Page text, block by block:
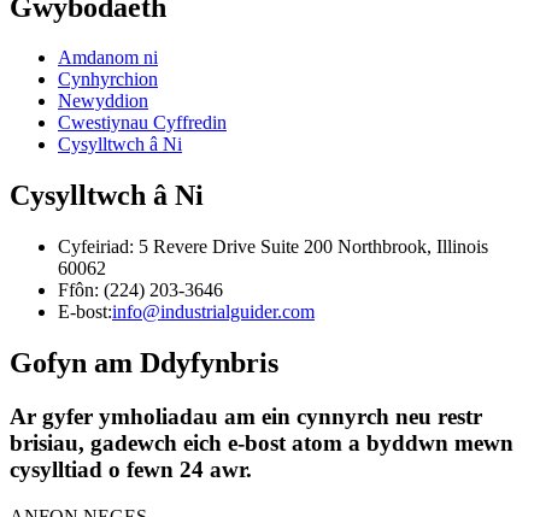
Gwybodaeth
Amdanom ni
Cynhyrchion
Newyddion
Cwestiynau Cyffredin
Cysylltwch â Ni
Cysylltwch â Ni
Cyfeiriad: 5 Revere Drive Suite 200 Northbrook, Illinois
60062
Ffôn: (224) 203-3646
E-bost:info@industrialguider.com
Gofyn am Ddyfynbris
Ar gyfer ymholiadau am ein cynnyrch neu restr
brisiau, gadewch eich e-bost atom a byddwn mewn
cysylltiad o fewn 24 awr.